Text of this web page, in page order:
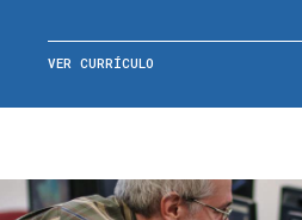
VER CURRÍCULO